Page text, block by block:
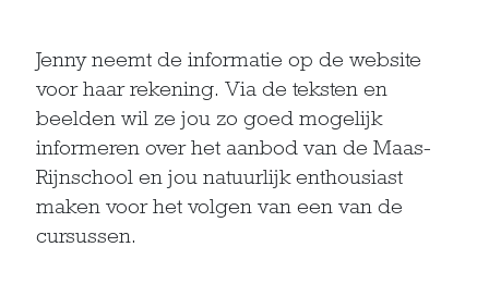
Jenny neemt de informatie op de website
voor haar rekening. Via de teksten en
beelden wil ze jou zo goed mogelijk
informeren over het aanbod van de Maas-
Rijnschool en jou natuurlijk enthousiast
maken voor het volgen van een van de
cursussen.